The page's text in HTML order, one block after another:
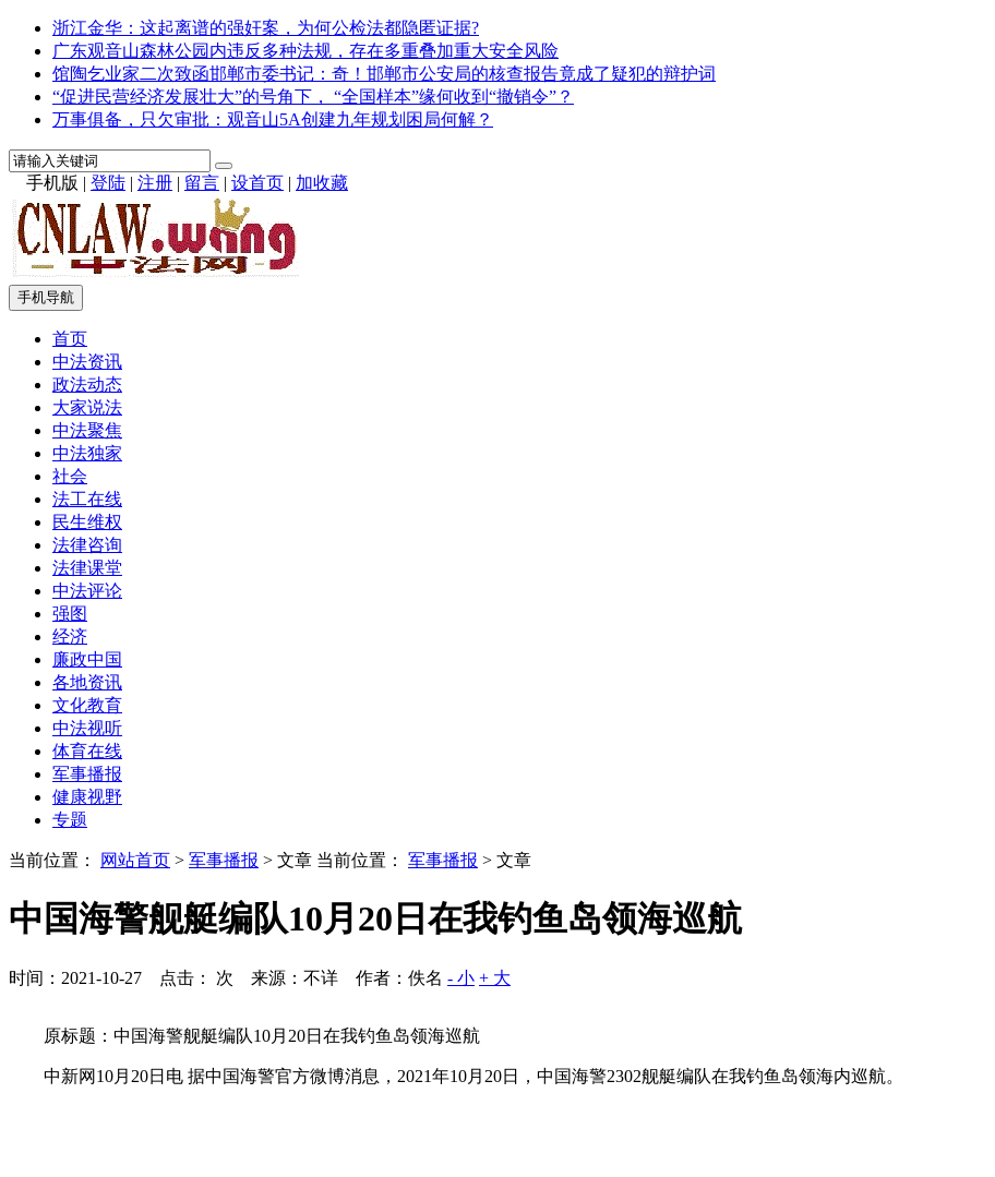
浙江金华：这起离谱的强奸案，为何公检法都隐匿证据?
广东观音山森林公园内违反多种法规，存在多重叠加重大安全风险
馆陶乞业家二次致函邯郸市委书记：奇！邯郸市公安局的核查报告竟成了疑犯的辩护词
“促进民营经济发展壮大”的号角下， “全国样本”缘何收到“撤销令”？
万事俱备，只欠审批：观音山5A创建九年规划困局何解？
手机版 | 登陆 | 注册 | 留言 | 设首页 | 加收藏
手机导航
首页
中法资讯
政法动态
大家说法
中法聚焦
中法独家
社会
法工在线
民生维权
法律咨询
法律课堂
中法评论
强图
经济
廉政中国
各地资讯
文化教育
中法视听
体育在线
军事播报
健康视野
专题
当前位置： 网站首页 > 军事播报 > 文章 当前位置： 军事播报 > 文章
中国海警舰艇编队10月20日在我钓鱼岛领海巡航
时间：2021-10-27 点击： 次 来源：不详 作者：佚名 - 小 + 大
原标题：中国海警舰艇编队10月20日在我钓鱼岛领海巡航
中新网10月20日电 据中国海警官方微博消息，2021年10月20日，中国海警2302舰艇编队在我钓鱼岛领海内巡航。